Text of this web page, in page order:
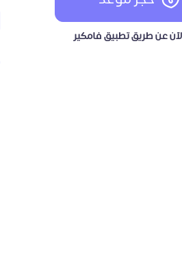
عن طريق تطبيق فامكير